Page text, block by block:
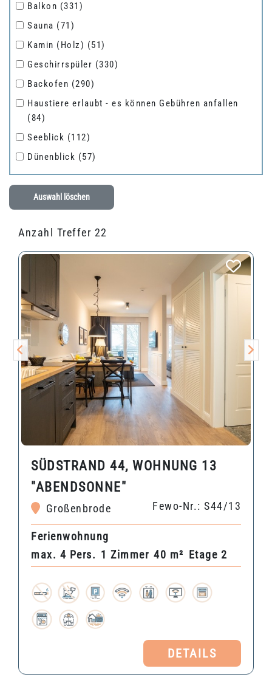
Balkon (331)
Sauna (71)
Kamin (Holz) (51)
Geschirrspüler (330)
Backofen (290)
Haustiere erlaubt - es können Gebühren anfallen
(84)
Seeblick (112)
Dünenblick (57)
Auswahl löschen
Anzahl Treffer 22
SÜDSTRAND 44, WOHNUNG 13
"ABENDSONNE"
Großenbrode Fewo-Nr.: S44/13
Ferienwohnung
max. 4 Pers. 1 Zimmer 40 m² Etage 2
DETAILS